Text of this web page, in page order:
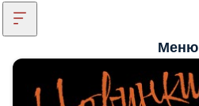
Меню